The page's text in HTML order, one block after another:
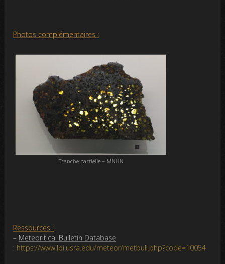
Photos complémentaires :
Tranche partielle – MNHN
Ressources :
– Meteoritical Bulletin Database
: https://www.lpi.usra.edu/meteor/metbull.php?code=10054